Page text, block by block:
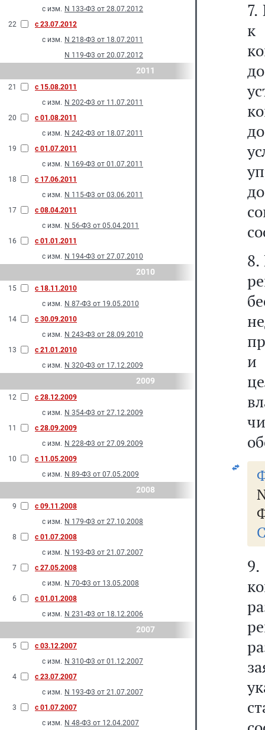
с изм. N 133-Ф3 от 28.07.2012
22
с 23.07.2012
с изм. N 218-Ф3 от 18.07.2011
N 119-Ф3 от 20.07.2012
2011
21
с 15.08.2011
с изм. N 202-Ф3 от 11.07.2011
20
с 01.08.2011
с изм. N 242-Ф3 от 18.07.2011
19
с 01.07.2011
с изм. N 169-Ф3 от 01.07.2011
18
с 17.06.2011
с изм. N 115-Ф3 от 03.06.2011
17
с 08.04.2011
с изм. N 56-Ф3 от 05.04.2011
16
с 01.01.2011
с изм. N 194-Ф3 от 27.07.2010
2010
15
с 18.11.2010
с изм. N 87-Ф3 от 19.05.2010
14
с 30.09.2010
с изм. N 243-Ф3 от 28.09.2010
13
с 21.01.2010
с изм. N 320-Ф3 от 17.12.2009
2009
12
с 28.12.2009
с изм. N 354-Ф3 от 27.12.2009
11
с 28.09.2009
с изм. N 228-Ф3 от 27.09.2009
10
с 11.05.2009
с изм. N 89-Ф3 от 07.05.2009
2008
9
с 09.11.2008
с изм. N 179-Ф3 от 27.10.2008
8
с 01.07.2008
с изм. N 193-Ф3 от 21.07.2007
7
с 27.05.2008
с изм. N 70-Ф3 от 13.05.2008
6
с 01.01.2008
с изм. N 231-Ф3 от 18.12.2006
2007
5
с 03.12.2007
с изм. N 310-Ф3 от 01.12.2007
4
с 23.07.2007
с изм. N 193-Ф3 от 21.07.2007
3
с 01.07.2007
с изм. N 48-Ф3 от 12.04.2007
7.
к
8.
и
9.